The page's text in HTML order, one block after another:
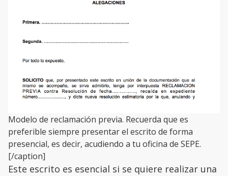
Modelo de reclamación previa. Recuerda que es
preferible siempre presentar el escrito de forma
presencial, es decir, acudiendo a tu oficina de SEPE.
[/caption]
Este escrito es esencial si se quiere realizar una